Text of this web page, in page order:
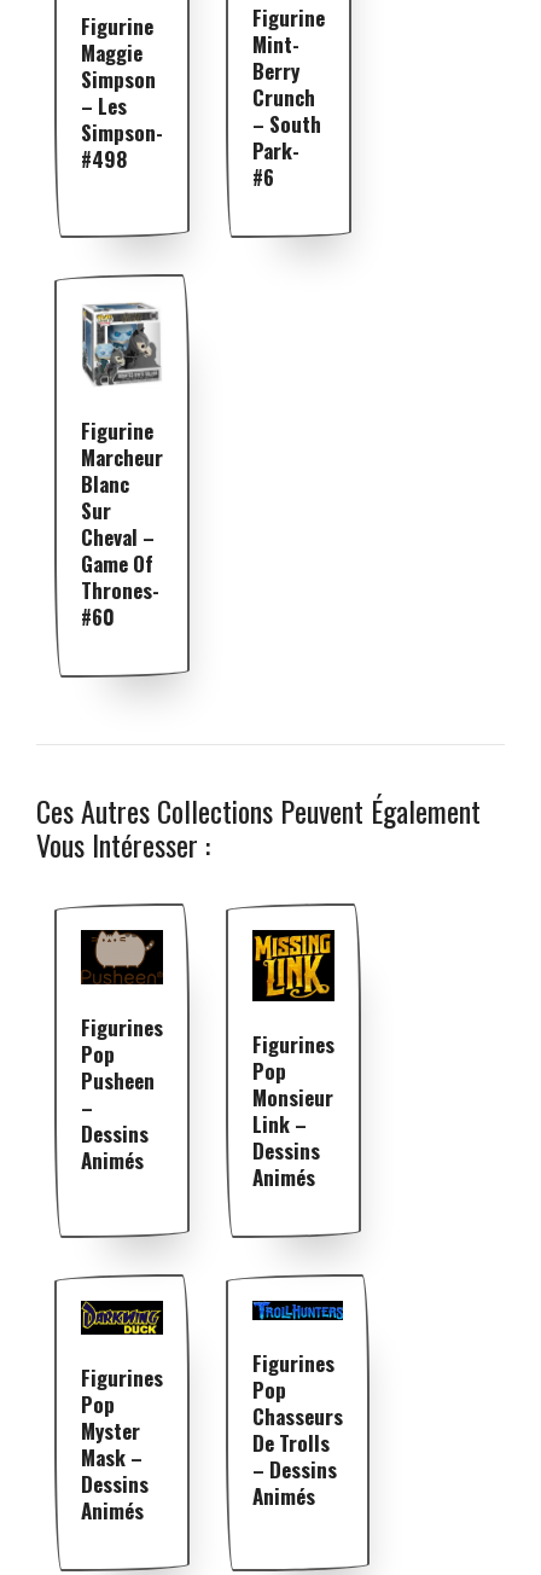
Figurine
Maggie
Simpson
– Les
Simpson-
#498
Figurine
Mint-
Berry
Crunch
– South
Park-
#6
Figurine
Marcheur
Blanc
Sur
Cheval –
Game Of
Thrones-
#60
Ces Autres Collections Peuvent Également
Vous Intéresser :
Figurines
Pop
Pusheen
–
Dessins
Animés
Figurines
Pop
Monsieur
Link –
Dessins
Animés
Figurines
Pop
Myster
Mask –
Dessins
Animés
Figurines
Pop
Chasseurs
De Trolls
– Dessins
Animés